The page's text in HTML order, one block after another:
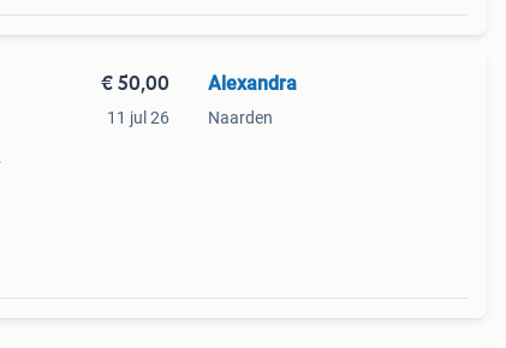
€ 50,00
11 jul 26
Alexandra
Naarden